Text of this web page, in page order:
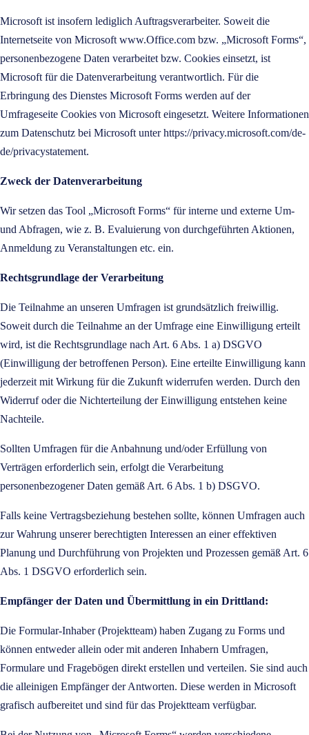
Microsoft ist insofern lediglich Auftragsverarbeiter. Soweit die
Internetseite von Microsoft www.Office.com bzw. „Microsoft Forms“,
personenbezogene Daten verarbeitet bzw. Cookies einsetzt, ist
Microsoft für die Datenverarbeitung verantwortlich. Für die
Erbringung des Dienstes Microsoft Forms werden auf der
Umfrageseite Cookies von Microsoft eingesetzt. Weitere Informationen
zum Datenschutz bei Microsoft unterhttps://privacy.microsoft.com/de-
de/privacystatement.
Zweck der Datenverarbeitung
Wir setzen das Tool „Microsoft Forms“ für interne und externe Um-
und Abfragen, wie z. B. Evaluierung von durchgeführten Aktionen,
Anmeldung zu Veranstaltungen etc. ein.
Rechtsgrundlage der Verarbeitung
Die Teilnahme an unseren Umfragen ist grundsätzlich freiwillig.
Soweit durch die Teilnahme an der Umfrage eine Einwilligung erteilt
wird, ist die Rechtsgrundlage nach Art. 6 Abs. 1 a) DSGVO
(Einwilligung der betroffenen Person). Eine erteilte Einwilligung kann
jederzeit mit Wirkung für die Zukunft widerrufen werden. Durch den
Widerruf oder die Nichterteilung der Einwilligung entstehen keine
Nachteile.
Sollten Umfragen für die Anbahnung und/oder Erfüllung von
Verträgen erforderlich sein, erfolgt die Verarbeitung
personenbezogener Daten gemäß Art. 6 Abs. 1 b) DSGVO.
Falls keine Vertragsbeziehung bestehen sollte, können Umfragen auch
zur Wahrung unserer berechtigten Interessen an einer effektiven
Planung und Durchführung von Projekten und Prozessen gemäß Art. 6
Abs. 1 DSGVO erforderlich sein.
Empfänger der Daten und Übermittlung in ein Drittland:
Die Formular-Inhaber (Projektteam) haben Zugang zu Forms und
können entweder allein oder mit anderen Inhabern Umfragen,
Formulare und Fragebögen direkt erstellen und verteilen. Sie sind auch
die alleinigen Empfänger der Antworten. Diese werden in Microsoft
grafisch aufbereitet und sind für das Projektteam verfügbar.